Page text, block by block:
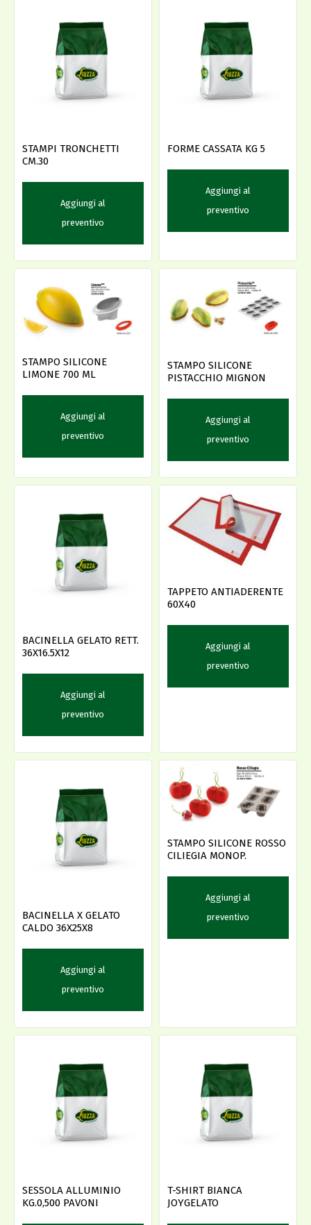
STAMPI TRONCHETTI
CM.30
Aggiungi al
preventivo
FORME CASSATA KG 5
Aggiungi al
preventivo
STAMPO SILICONE
LIMONE 700 ML
Aggiungi al
preventivo
STAMPO SILICONE
PISTACCHIO MIGNON
Aggiungi al
preventivo
BACINELLA GELATO RETT.
36X16.5X12
Aggiungi al
preventivo
TAPPETO ANTIADERENTE
60X40
Aggiungi al
preventivo
BACINELLA X GELATO
CALDO 36X25X8
Aggiungi al
preventivo
STAMPO SILICONE ROSSO
CILIEGIA MONOP.
Aggiungi al
preventivo
SESSOLA ALLUMINIO
KG.0,500 PAVONI
T-SHIRT BIANCA
JOYGELATO